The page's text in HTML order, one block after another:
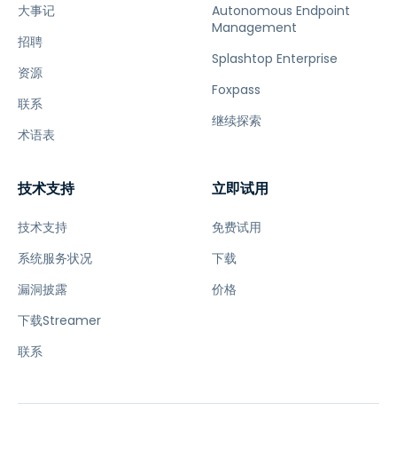
大事记
招聘
资源
联系
术语表
Autonomous Endpoint
Management
Splashtop Enterprise
Foxpass
继续探索
技术支持
技术支持
系统服务状况
漏洞披露
下载Streamer
联系
立即试用
免费试用
下载
价格